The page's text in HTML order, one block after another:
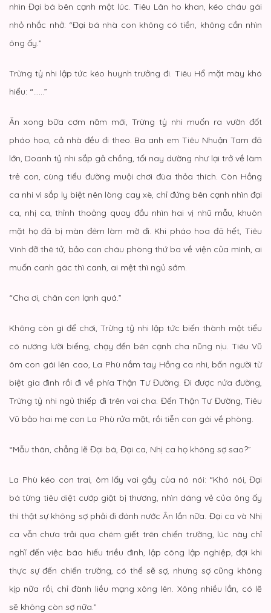
nhìn Đại bá bên cạnh một lúc. Tiêu Lân ho khan, kéo cháu gái
nhỏ nhắc nhở: “Đại bá nhà con không có tiền, không cần nhìn
ông ấy.”
Trừng tỷ nhi lập tức kéo huynh trưởng đi. Tiêu Hổ mặt mày khó
hiểu: “……”
Ăn xong bữa cơm năm mới, Trừng tỷ nhi muốn ra vườn đốt
pháo hoa, cả nhà đều đi theo. Ba anh em Tiêu Nhuận Tam đã
lớn, Doanh tỷ nhi sắp gả chồng, tối nay dường như lại trở về làm
trẻ con, cùng tiểu đường muội chơi đùa thỏa thích. Còn Hồng
ca nhi vì sắp ly biệt nên lòng cay xè, chỉ đứng bên cạnh nhìn đại
ca, nhị ca, thỉnh thoảng quay đầu nhìn hai vị nhũ mẫu, khuôn
mặt họ đã bị màn đêm làm mờ đi. Khi pháo hoa đã hết, Tiêu
Vinh đỡ thê tử, bảo con cháu phòng thứ ba về viện của mình, ai
muốn canh gác thì canh, ai mệt thì ngủ sớm.
“Cha ơi, chân con lạnh quá.”
Không còn gì để chơi, Trừng tỷ nhi lập tức biến thành một tiểu
cô nương lười biếng, chạy đến bên cạnh cha nũng nịu. Tiêu Vũ
ôm con gái lên cao, La Phù nắm tay Hồng ca nhi, bốn người từ
biệt gia đình rồi đi về phía Thận Tư Đường. Đi được nửa đường,
Trừng tỷ nhi ngủ thiếp đi trên vai cha. Đến Thận Tư Đường, Tiêu
Vũ bảo hai mẹ con La Phù rửa mặt, rồi tiễn con gái về phòng.
“Mẫu thân, chẳng lẽ Đại bá, Đại ca, Nhị ca họ không sợ sao?”
La Phù kéo con trai, ôm lấy vai gầy của nó nói: “Khó nói, Đại
bá từng tiêu diệt cướp giật bị thương, nhìn dáng vẻ của ông ấy
thì thật sự không sợ phải đi đánh nước Ân lần nữa. Đại ca và Nhị
ca vẫn chưa trải qua chém giết trên chiến trường, lúc này chỉ
nghĩ đến việc báo hiếu triều đình, lập công lập nghiệp, đợi khi
thực sự đến chiến trường, có thể sẽ sợ, nhưng sợ cũng không
kịp nữa rồi, chỉ đành liều mạng xông lên. Xông nhiều lần, có lẽ
sẽ không còn sợ nữa.”